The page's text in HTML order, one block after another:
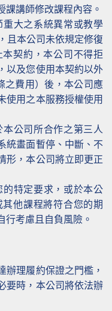
課講師修改課程內容。
大之系統異常或教學
且本公司未依規定修復
契約，本公司不得拒
以及您使用本契約以外
之費用）後，本公司應
使用之本服務授權使用
公司所合作之第三人
統畫面暫停、中斷、不
形，本公司將立即更正
特定要求，或於本公
他課程將符合您的期
行考慮且自負風險。
辦理履約保證之門檻，
要時，本公司將依法辦